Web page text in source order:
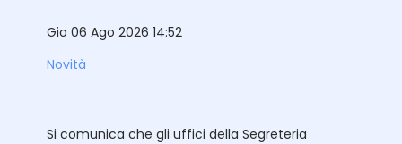
Gio 06 Ago 2026 14:52
Novità
Si comunica che gli uffici della Segreteria